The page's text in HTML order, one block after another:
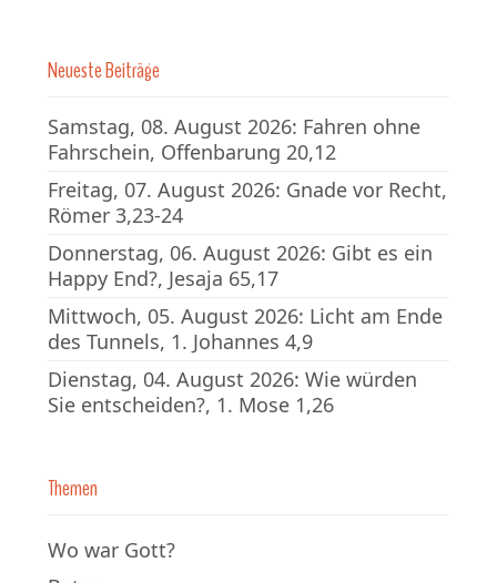
Neueste Beiträge
Samstag, 08. August 2026: Fahren ohne
Fahrschein, Offenbarung 20,12
Freitag, 07. August 2026: Gnade vor Recht,
Römer 3,23-24
Donnerstag, 06. August 2026: Gibt es ein
Happy End?, Jesaja 65,17
Mittwoch, 05. August 2026: Licht am Ende
des Tunnels, 1. Johannes 4,9
Dienstag, 04. August 2026: Wie würden
Sie entscheiden?, 1. Mose 1,26
Themen
Wo war Gott?